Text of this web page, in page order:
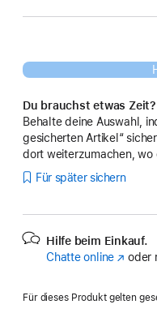
Du brauchst etwas Zeit?
Behalte deine Auswahl,
gesicherten Artikel“
dort weiterzumachen, wo
Für später sichern
Hilfe beim Einkauf.
Chatte online (Öffnet
Fenster)
oder
Für dieses Produkt gelten